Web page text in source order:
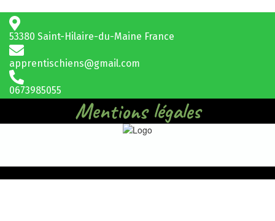
53380 Saint-Hilaire-du-Maine France
apprentischiens@gmail.com
0673985055
Mentions légales